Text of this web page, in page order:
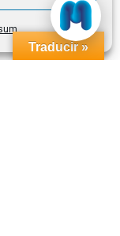
Traducir »